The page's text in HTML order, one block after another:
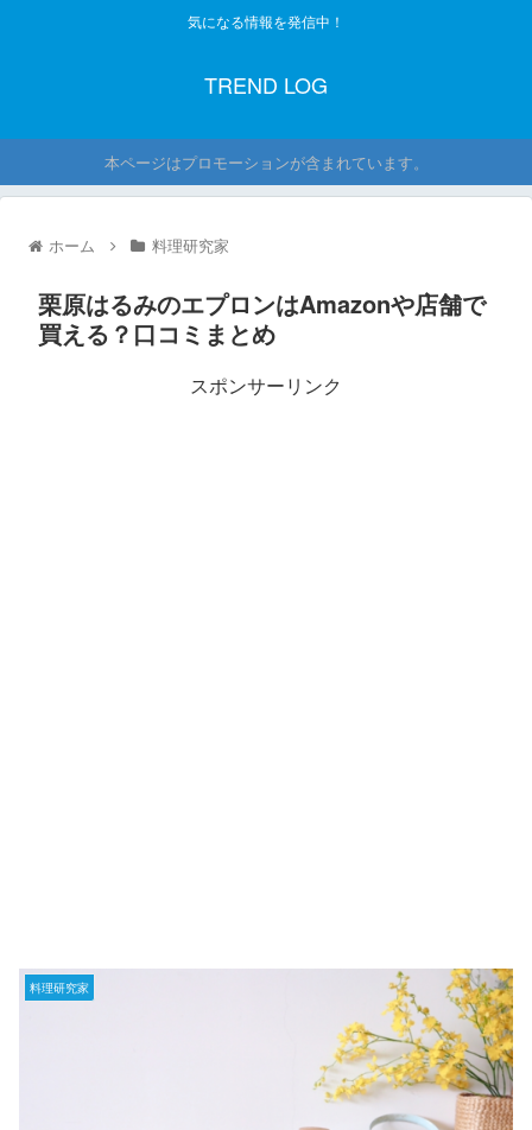
気になる情報を発信中！
TREND LOG
本ページはプロモーションが含まれています。
ホーム 料理研究家
栗原はるみのエプロンはAmazonや店舗で
買える？口コミまとめ
スポンサーリンク
料理研究家